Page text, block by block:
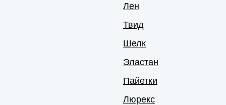
Лен
Твид
Шелк
Эластан
Пайетки
Люрекс